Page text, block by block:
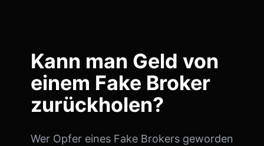
Kann man Geld von
einem Fake Broker
zurückholen?
Wer Opfer eines Fake Brokers geworden